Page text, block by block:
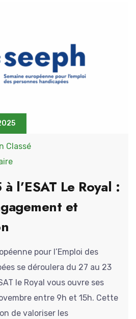
Classé
l’ESAT Le Royal :
et
pour l’Emploi des
se déroulera du 27 au 23
le Royal vous ouvre ses
entre 9h et 15h. Cette
de valoriser les